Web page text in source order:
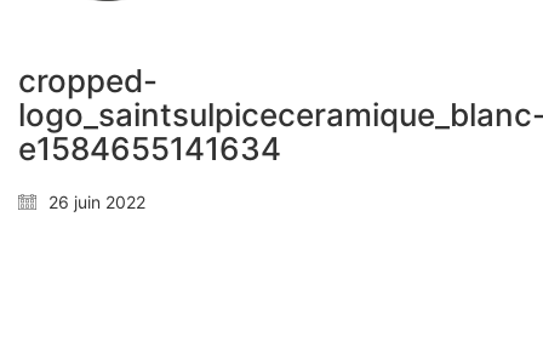
cropped-
e1584655141634
26 juin 2022